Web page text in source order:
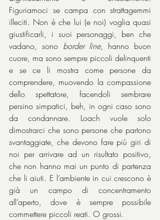
Figuriamoci se campa con strattagemmi
illeciti. Non è che lui (e noi) voglia quasi
giustificarli, i suoi personaggi, ben che
vadano, sono border line, hanno buon
cuore, ma sono sempre piccoli delinquenti
e se ce li mostra come persone da
comprendere, muovendo la compassione
dello spettatore, facendoli sembrare
persino simpatici, beh, in ogni caso sono
da condannare. Loach vuole solo
dimostrarci che sono persone che partono
svantaggiate, che devono fare più giri di
noi per arrivare ad un risultato positivo,
che non hanno mai un punto di partenza
che li aiuti. E l’ambiente in cui crescono è
già un campo di concentramento
all’aperto, dove è sempre possibile
commettere piccoli reati. O grossi.